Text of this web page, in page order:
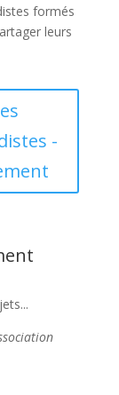
formés
leurs
-